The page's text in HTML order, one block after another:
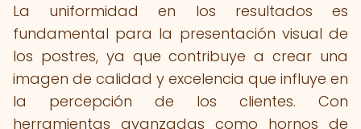
La uniformidad en los resultados es
fundamental para la presentación visual de
los postres, ya que contribuye a crear una
imagen de calidad y excelencia que influye en
la percepción de los clientes. Con
herramientas avanzadas como hornos de